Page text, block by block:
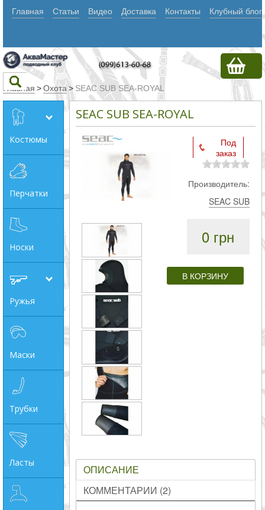
Главная Статьи Видео Доставка Контакты Клубный блог
Текст
Искать
Любое из
слов
слова
Точное
Категории
Производитель
_JSHOP_SEARCH_COINS
от
до
грн
Главная >Охота > SEAC SUB SEA-ROYAL
Костюмы
Перчатки
Носки
Ружья
Маски
Трубки
Ласты
SEAC SUB SEA-ROYAL
Под
заказ
Производитель:
SEAC SUB
0 грн
ОПИСАНИЕ
КОММЕНТАРИИ (2)